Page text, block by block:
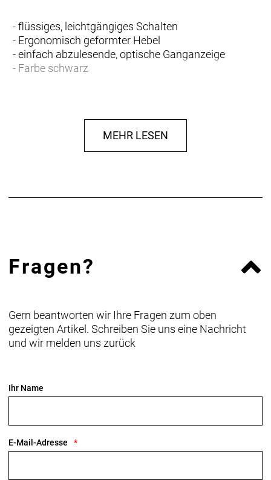
- flüssiges, leichtgängiges Schalten
- Ergonomisch geformter Hebel
- einfach abzulesende, optische Ganganzeige
- Farbe schwarz
MEHR LESEN
Fragen?
Gern beantworten wir Ihre Fragen zum oben
gezeigten Artikel. Schreiben Sie uns eine Nachricht
und wir melden uns zurück
Ihr Name
E-Mail-Adresse